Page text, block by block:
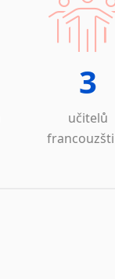
3
učitelů